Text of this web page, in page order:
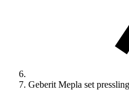
Geberit Mepla set